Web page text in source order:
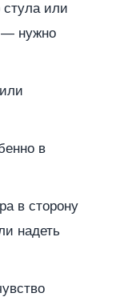
стула или
— нужно
в
в сторону
надеть